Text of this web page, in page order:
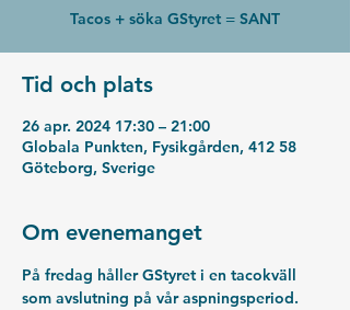
Tacos + söka GStyret = SANT
Tid och plats
26 apr. 2024 17:30 – 21:00
Globala Punkten, Fysikgården, 412 58
Göteborg, Sverige
Om evenemanget
På fredag håller GStyret i en tacokväll
som avslutning på vår aspningsperiod.